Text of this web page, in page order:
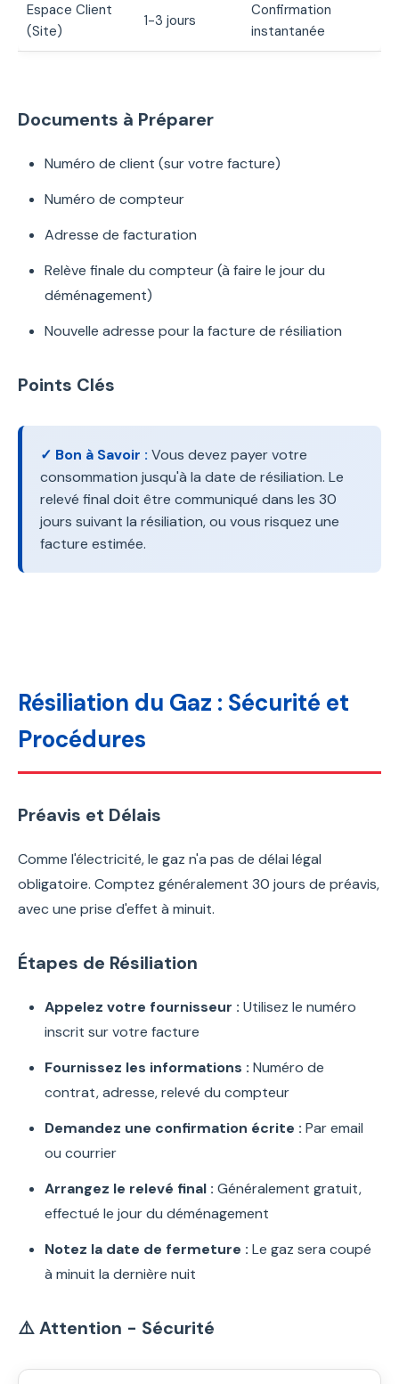
Espace Client
(Site)
1-3 jours
Confirmation
instantanée
Documents à Préparer
Numéro de client (sur votre facture)
Numéro de compteur
Adresse de facturation
Relève finale du compteur (à faire le jour du
déménagement)
Nouvelle adresse pour la facture de résiliation
Points Clés
✓ Bon à Savoir : Vous devez payer votre
consommation jusqu'à la date de résiliation. Le
relevé final doit être communiqué dans les 30
jours suivant la résiliation, ou vous risquez une
facture estimée.
Résiliation du Gaz : Sécurité et
Procédures
Préavis et Délais
Comme l'électricité, le gaz n'a pas de délai légal
obligatoire. Comptez généralement 30 jours de préavis,
avec une prise d'effet à minuit.
Étapes de Résiliation
Appelez votre fournisseur : Utilisez le numéro
inscrit sur votre facture
Fournissez les informations : Numéro de
contrat, adresse, relevé du compteur
Demandez une confirmation écrite : Par email
ou courrier
Arrangez le relevé final : Généralement gratuit,
effectué le jour du déménagement
Notez la date de fermeture : Le gaz sera coupé
à minuit la dernière nuit
⚠️ Attention - Sécurité